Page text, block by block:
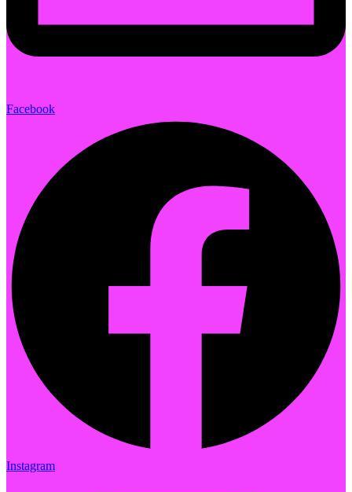
Facebook
Instagram